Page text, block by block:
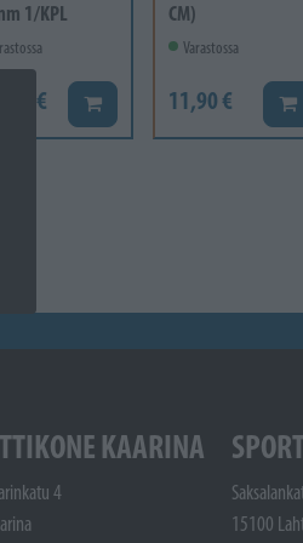
1/KPL
€ Lisää koriin
CM)
Varastossa
11,90 €
KAARINA
4
15100